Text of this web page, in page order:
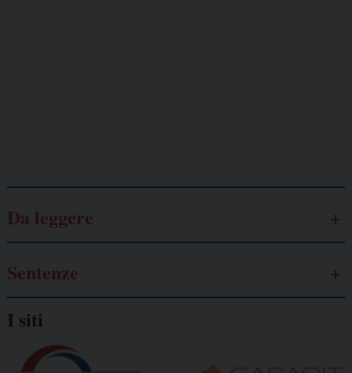
Da leggere
Sentenze
I siti